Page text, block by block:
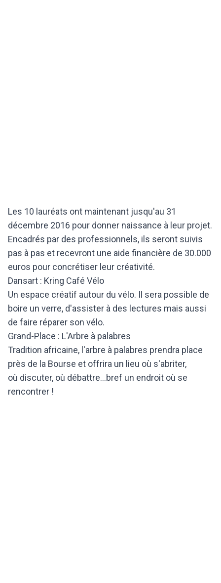
Les 10 lauréats ont maintenant jusqu'au 31
décembre 2016 pour donner naissance à leur projet.
Encadrés par des professionnels, ils seront suivis
pas à pas et recevront une aide financière de 30.000
euros pour concrétiser leur créativité.
Dansart : Kring Café Vélo
Un espace créatif autour du vélo. Il sera possible de
boire un verre, d'assister à des lectures mais aussi
de faire réparer son vélo.
Grand-Place : L'Arbre à palabres
Tradition africaine, l'arbre à palabres prendra place
près de la Bourse et offrira un lieu où s'abriter,
où discuter, où débattre...bref un endroit où se
rencontrer !